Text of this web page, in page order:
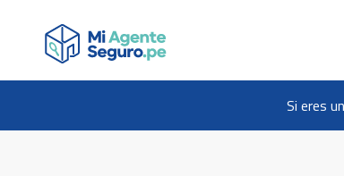
Si eres